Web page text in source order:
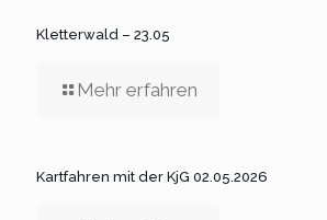
Kletterwald – 23.05
Mehr erfahren
Kartfahren mit der KjG 02.05.2026